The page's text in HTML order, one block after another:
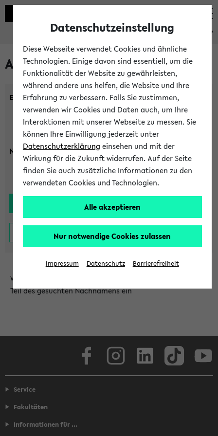
eKVV
Alle Lehrenden
Einrichtung:
Nachname:
Wählen Sie die Einrichtung aus und/oder geben Sie einen
Teil des gesuchten Nachnamens ein
Service
Fakultäten
Informationen für ...
Datenschutzeinstellung
Diese Webseite verwendet Cookies und ähnliche
Technologien. Einige davon sind essentiell, um die
Funktionalität der Website zu gewährleisten,
während andere uns helfen, die Website und Ihre
Erfahrung zu verbessern. Falls Sie zustimmen,
verwenden wir Cookies und Daten auch, um Ihre
Interaktionen mit unserer Webseite zu messen. Sie
können Ihre Einwilligung jederzeit unter
Datenschutzerklärung einsehen und mit der
Wirkung für die Zukunft widerrufen. Auf der Seite
finden Sie auch zusätzliche Informationen zu den
verwendeten Cookies und Technologien.
Alle akzeptieren
Nur notwendige Cookies zulassen
Impressum Datenschutz Barrierefreiheit